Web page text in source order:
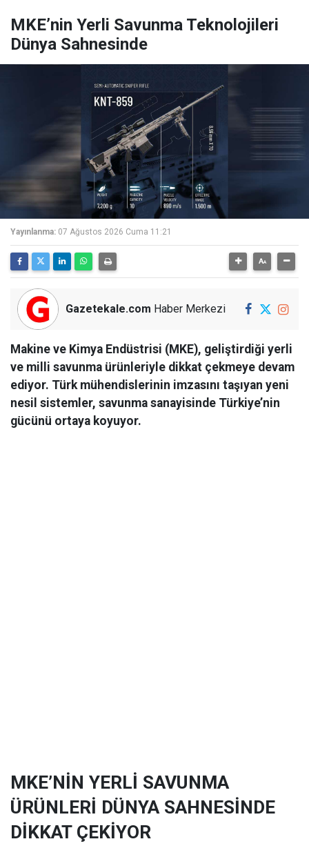
MKE’nin Yerli Savunma Teknolojileri
Dünya Sahnesinde
Yayınlanma: 07 Ağustos 2026 Cuma 11:21
Gazetekale.com Haber Merkezi
Makine ve Kimya Endüstrisi (MKE), geliştirdiği yerli
ve milli savunma ürünleriyle dikkat çekmeye devam
ediyor. Türk mühendislerinin imzasını taşıyan yeni
nesil sistemler, savunma sanayisinde Türkiye’nin
gücünü ortaya koyuyor.
MKE’NİN YERLİ SAVUNMA
ÜRÜNLERİ DÜNYA SAHNESİNDE
DİKKAT ÇEKİYOR